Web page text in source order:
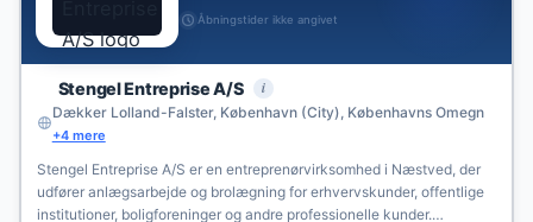
Åbningstider ikke angivet
Stengel Entreprise A/S i
Dækker Lolland-Falster, København (City), Københavns Omegn
+4 mere
Stengel Entreprise A/S er en entreprenørvirksomhed i Næstved, der
udfører anlægsarbejde og brolægning for erhvervskunder, offentlige
institutioner, boligforeninger og andre professionelle kunder.